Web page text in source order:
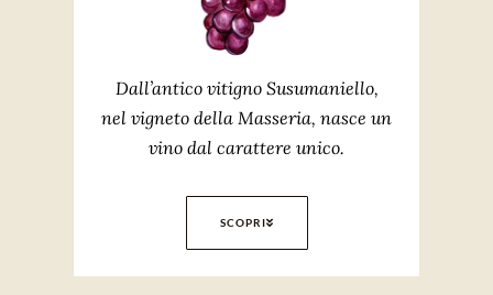
Dall’antico vitigno Susumaniello,
nel vigneto della Masseria, nasce un
vino dal carattere unico.
SCOPRI